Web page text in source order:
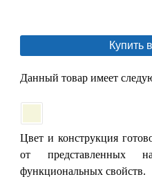
Купить
Данный товар имеет
Цвет и конструкция
от представленных
функциональных свойств.